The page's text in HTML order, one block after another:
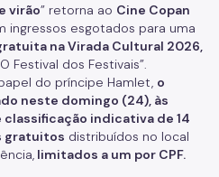
virão” retorna ao Cine Copan
ingressos esgotados para uma
na Virada Cultural 2026,
Festival dos Festivais”.
do príncipe Hamlet, o
neste domingo (24), às
classificação indicativa de 14
gratuitos distribuídos no local
limitados a um por CPF.